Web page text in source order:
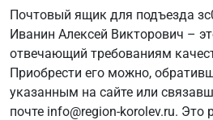
Почтовый ящик для подъезда
Иванин Алексей Викторович –
отвечающий требованиям
Приобрести его можно,
указанным на сайте или
почте info@region-korolev.ru. Это